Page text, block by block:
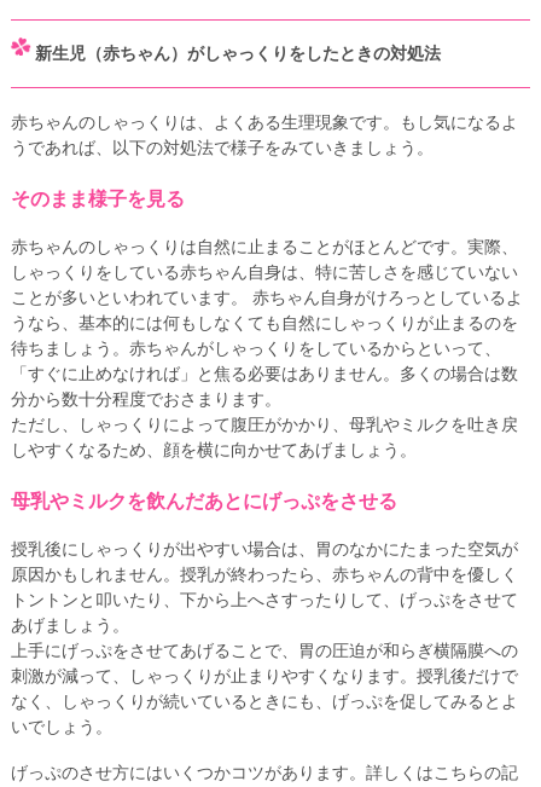
新生児（赤ちゃん）がしゃっくりをしたときの対処法
赤ちゃんのしゃっくりは、よくある生理現象です。もし気になるよ
うであれば、以下の対処法で様子をみていきましょう。
そのまま様子を見る
赤ちゃんのしゃっくりは自然に止まることがほとんどです。実際、
しゃっくりをしている赤ちゃん自身は、特に苦しさを感じていない
ことが多いといわれています。 赤ちゃん自身がけろっとしているよ
うなら、基本的には何もしなくても自然にしゃっくりが止まるのを
待ちましょう。赤ちゃんがしゃっくりをしているからといって、
「すぐに止めなければ」と焦る必要はありません。多くの場合は数
分から数十分程度でおさまります。
ただし、しゃっくりによって腹圧がかかり、母乳やミルクを吐き戻
しやすくなるため、顔を横に向かせてあげましょう。
母乳やミルクを飲んだあとにげっぷをさせる
授乳後にしゃっくりが出やすい場合は、胃のなかにたまった空気が
原因かもしれません。授乳が終わったら、赤ちゃんの背中を優しく
トントンと叩いたり、下から上へさすったりして、げっぷをさせて
あげましょう。
上手にげっぷをさせてあげることで、胃の圧迫が和らぎ横隔膜への
刺激が減って、しゃっくりが止まりやすくなります。授乳後だけで
なく、しゃっくりが続いているときにも、げっぷを促してみるとよ
いでしょう。
げっぷのさせ方にはいくつかコツがあります。詳しくはこちらの記